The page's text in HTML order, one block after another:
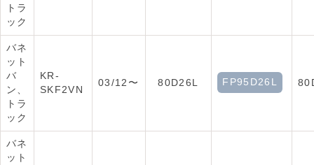
トラ
ック
バネ
ット
バ
ン、
トラ
ック
KR-
SKF2VN
03/12〜 80D26L FP95D26L
バネ
ット